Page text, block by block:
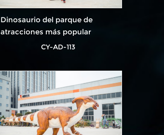
Dinosaurio del parque de
atracciones más popular
CY-AD-113